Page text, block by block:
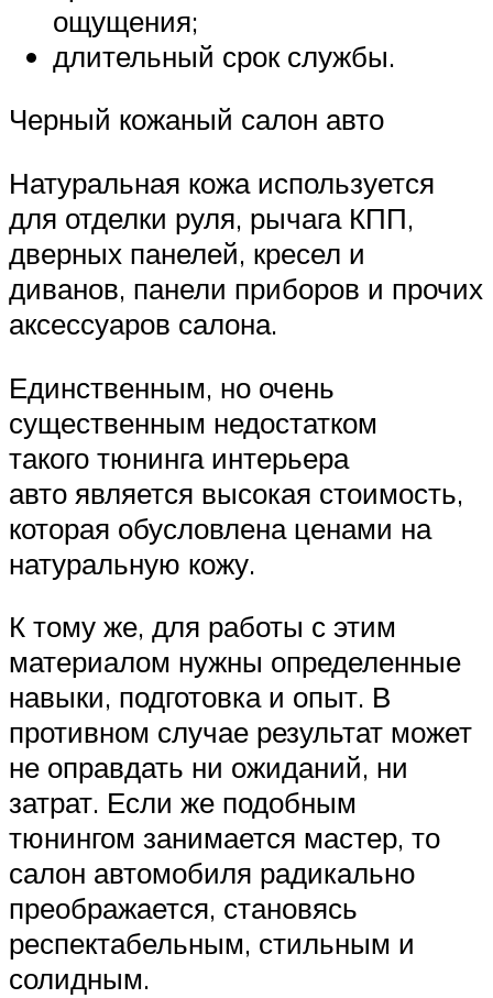
ощущения;
длительный срок службы.
Черный кожаный салон авто
Натуральная кожа используется
для отделки руля, рычага КПП,
дверных панелей, кресел и
диванов, панели приборов и прочих
аксессуаров салона.
Единственным, но очень
существенным недостатком
такого тюнинга интерьера
авто является высокая стоимость,
которая обусловлена ценами на
натуральную кожу.
К тому же, для работы с этим
материалом нужны определенные
навыки, подготовка и опыт. В
противном случае результат может
не оправдать ни ожиданий, ни
затрат. Если же подобным
тюнингом занимается мастер, то
салон автомобиля радикально
преображается, становясь
респектабельным, стильным и
солидным.